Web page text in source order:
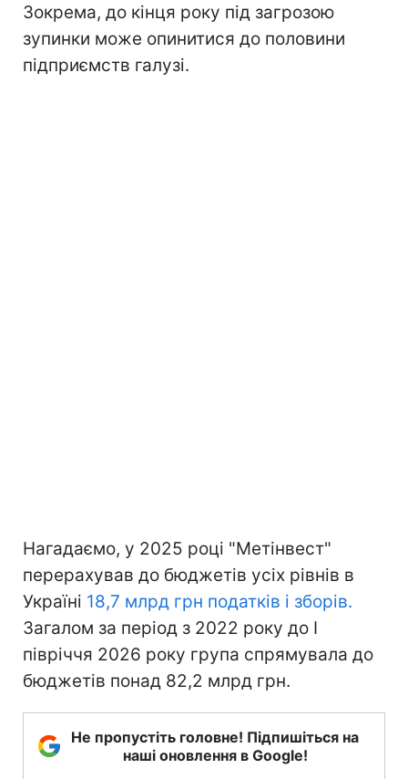
Зокрема, до кінця року під загрозою
зупинки може опинитися до половини
підприємств галузі.
Нагадаємо, у 2025 році "Метінвест"
перерахував до бюджетів усіх рівнів в
Україні 18,7 млрд грн податків і зборів.
Загалом за період з 2022 року до I
півріччя 2026 року група спрямувала до
бюджетів понад 82,2 млрд грн.
Не пропустіть головне! Підпишіться на
наші оновлення в Google!